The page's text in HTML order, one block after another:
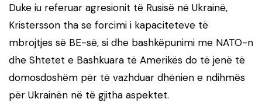
Duke iu referuar agresionit të Rusisë në Ukrainë,
Kristersson tha se forcimi i kapaciteteve të
mbrojtjes së BE-së, si dhe bashkëpunimi me NATO-n
dhe Shtetet e Bashkuara të Amerikës do të jenë të
domosdoshëm për të vazhduar dhënien e ndihmës
për Ukrainën në të gjitha aspektet.